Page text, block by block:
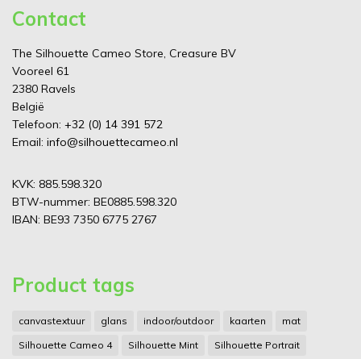
Contact
The Silhouette Cameo Store, Creasure BV
Vooreel 61
2380 Ravels
België
Telefoon: +32 (0) 14 391 572
Email: info@silhouettecameo.nl
KVK: 885.598.320
BTW-nummer: BE0885.598.320
IBAN: BE93 7350 6775 2767
Product tags
canvastextuur glans indoor/outdoor kaarten
mat
Silhouette Cameo 4
Silhouette Mint
Silhouette Portrait